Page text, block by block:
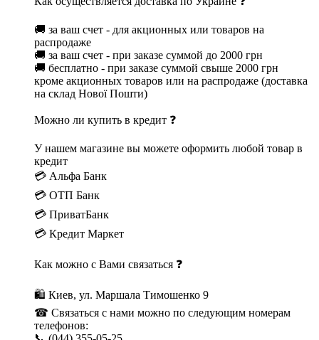
🚚 за ваш счет - для акционных или товаров на
распродаже
🚚 за ваш счет - при заказе суммой до 2000 грн
🚚 бесплатно - при заказе суммой свыше 2000 грн
кроме акционных товаров или на распродаже (доставка
на склад Нової Пошти)
Можно ли купить в кредит ❓
У нашем магазине вы можете оформить любой товар в
кредит
💳 Альфа Банк
💳 ОТП Банк
💳 ПриватБанк
💳 Кредит Маркет
Как можно с Вами связаться ❓
🛍 Киев, ул. Маршала Тимошенко 9
☎ Связаться с нами можно по следующим номерам
телефонов: